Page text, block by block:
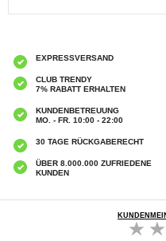
EXPRESSVERSAND
CLUB TRENDY
7% RABATT ERHALTEN
KUNDENBETREUUNG
MO. - FR. 10:00 - 22:00
30 TAGE RÜCKGABERECHT
ÜBER 8.000.000 ZUFRIEDENE
KUNDEN